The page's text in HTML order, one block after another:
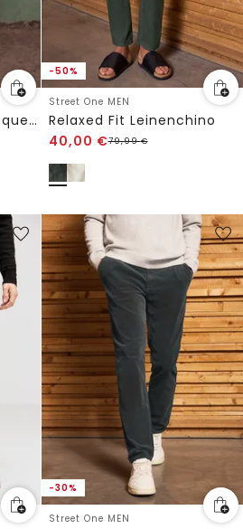
Slim Leg Chino mit bequemem Flexbund
-50%
Street One MEN
Relaxed Fit Leinenchino
40,00 €79,99€
-30%
Street One MEN